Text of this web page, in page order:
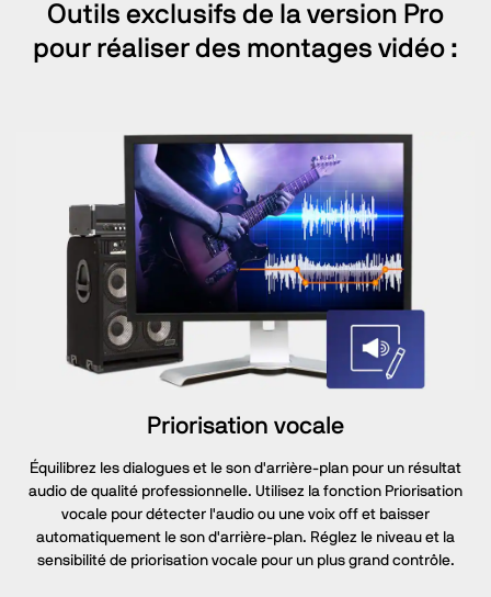
Outils exclusifs de la version Pro
pour réaliser des montages vidéo :
Priorisation vocale
Équilibrez les dialogues et le son d'arrière-plan pour un résultat
audio de qualité professionnelle. Utilisez la fonction Priorisation
vocale pour détecter l'audio ou une voix off et baisser
automatiquement le son d'arrière-plan. Réglez le niveau et la
sensibilité de priorisation vocale pour un plus grand contrôle.